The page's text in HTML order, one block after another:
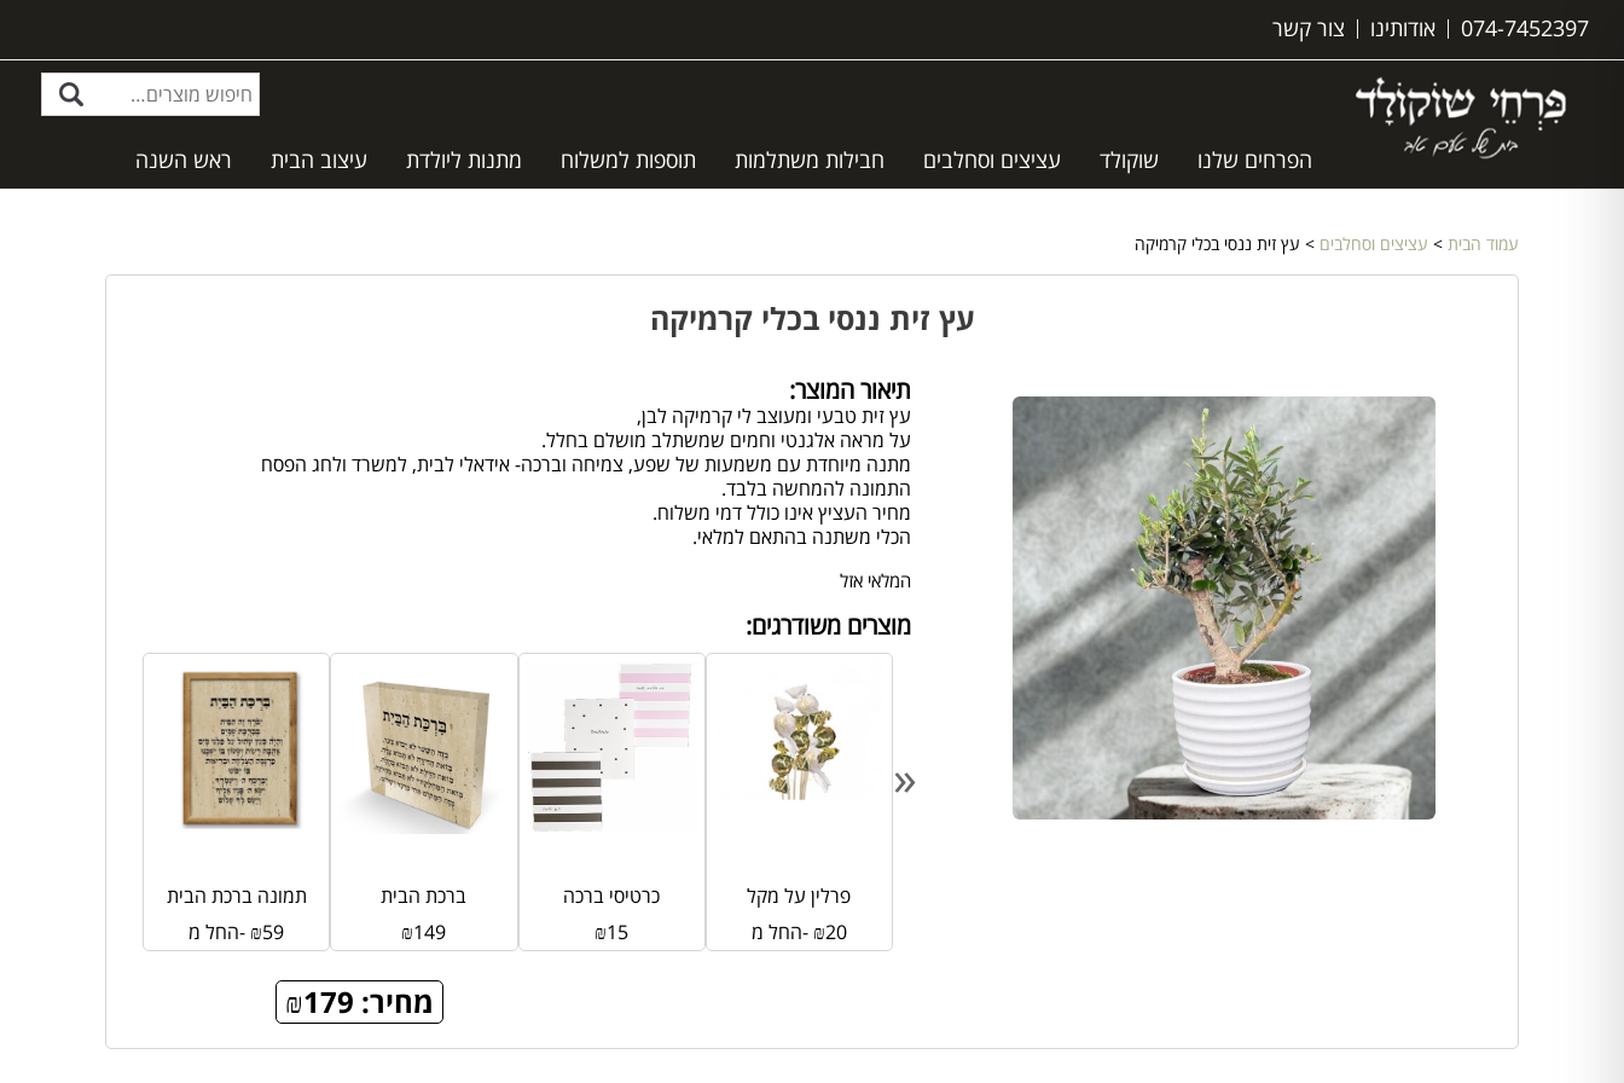
074-7452397 אודותינו צור קשר
הפרחים שלנו שוקולד עציצים וסחלבים חבילות משתלמות תוספות למשלוח מתנות ליולדת עיצוב הבית ראש השנה
עמוד הבית > עציצים וסחלבים > עץ זית ננסי בכלי קרמיקה
עץ זית ננסי בכלי קרמיקה
תיאור המוצר:
עץ זית טבעי ומעוצב לי קרמיקה לבן,
על מראה אלגנטי וחמים שמשתלב מושלם בחלל.
מתנה מיוחדת עם משמעות של שפע, צמיחה וברכה- אידאלי לבית, למשרד ולחג הפסח
התמונה להמחשה בלבד.
מחיר העציץ אינו כולל דמי משלוח.
הכלי משתנה בהתאם למלאי.
מחיר: ₪179
המלאי אזל
מוצרים משודרגים:
תמונה ברכת הבית
החל מ- ₪59
ברכת הבית
₪149
כרטיסי ברכה
₪15
פרלין על מקל
החל מ- ₪20
«